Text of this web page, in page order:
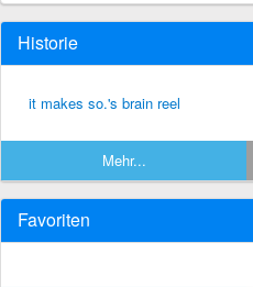
Historie
it makes so.'s brain reel
Mehr...
Favoriten